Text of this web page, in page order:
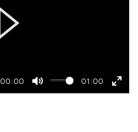
00:00
Mute
01:00
Play